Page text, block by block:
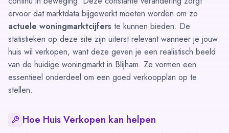
ervoor dat marktdata bijgewerkt moeten worden om zo
actuele woningmarktcijfers te kunnen bieden. De
statistieken op deze site zijn uiterst relevant wanneer je jouw
huis wil verkopen, want deze geven je een realistisch beeld
van de huidige woningmarkt in Blijham. Ze vormen een
essentieel onderdeel om een goed verkoopplan op te
stellen.
Hoe Huis Verkopen kan helpen